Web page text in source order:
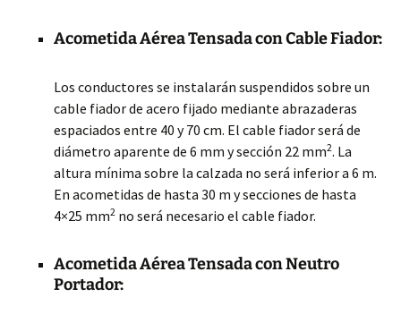
Acometida Aérea Tensada con Cable Fiador:
Los conductores se instalarán suspendidos sobre un
cable fiador de acero fijado mediante abrazaderas
espaciados entre 40 y 70 cm. El cable fiador será de
diámetro aparente de 6 mm y sección 22 mm2. La
altura mínima sobre la calzada no será inferior a 6 m.
En acometidas de hasta 30 m y secciones de hasta
4×25 mm2 no será necesario el cable fiador.
Acometida Aérea Tensada con Neutro
Portador: